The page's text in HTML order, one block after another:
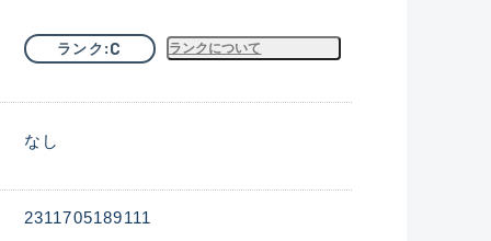
ランク C ランクについて
なし
2311705189111